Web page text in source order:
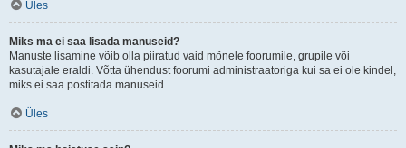
Üles
Miks ma ei saa lisada manuseid?
Manuste lisamine võib olla piiratud vaid mõnele foorumile, grupile või
kasutajale eraldi. Võtta ühendust foorumi administraatoriga kui sa ei ole kindel,
miks ei saa postitada manuseid.
Üles